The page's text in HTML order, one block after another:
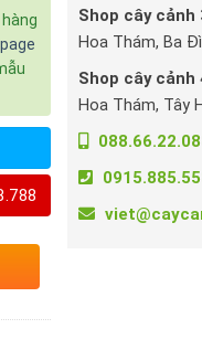
Shop cây cảnh
Hoa Thám, Ba
Shop cây cảnh
Hoa Thám, Tây